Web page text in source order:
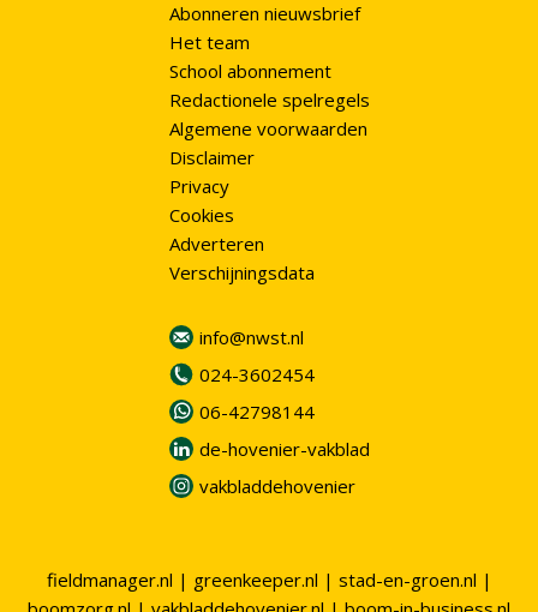
Abonneren nieuwsbrief
Het team
School abonnement
Redactionele spelregels
Algemene voorwaarden
Disclaimer
Privacy
Cookies
Adverteren
Verschijningsdata
info@nwst.nl
024-3602454
06-42798144
de-hovenier-vakblad
vakbladdehovenier
fieldmanager.nl | greenkeeper.nl | stad-en-groen.nl |